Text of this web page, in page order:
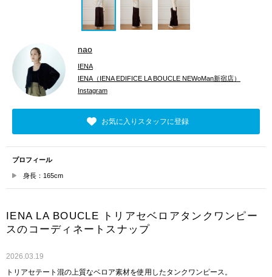
nao
IENA
IENA（IENA EDIFICE LA BOUCLE NEWoMan新宿店）
Instagram
お気に入りスタッフに登録
プロフィール
身長：165cm
IENA LA BOUCLE トリアセベロアタンクワンピー
スのコーディネートスナップ
2026.03.19
トリアセテート混の上質なベロア素材を使用したタンクワンピース。